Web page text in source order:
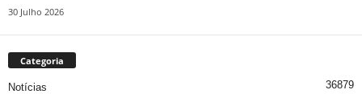
30 Julho 2026
Categoria
Notícias 36879